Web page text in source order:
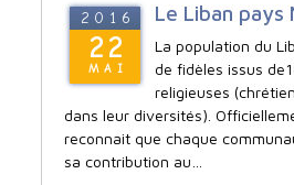
2016
22
MAI
Le Liban pays
La population du
de fidèles issus
religieuses
dans leur diversités).
reconnait que chaque
sa contribution au…